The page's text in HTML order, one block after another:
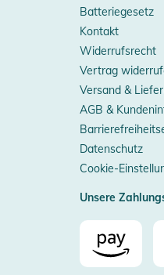
Batteriegesetz
Kontakt
Widerrufsrecht
Vertrag
Versand &
AGB &
Datenschutz
Cookie-
Unsere